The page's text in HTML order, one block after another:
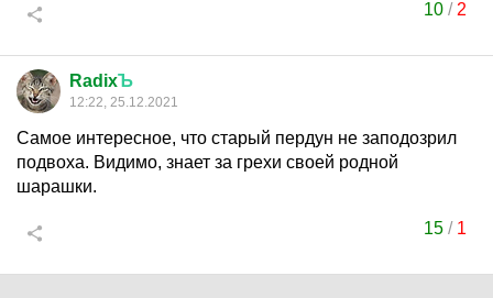
10 / 2
RadixЪ
12:22, 25.12.2021
Самое интересное, что старый пердун не заподозрил
подвоха. Видимо, знает за грехи своей родной
шарашки.
15 / 1